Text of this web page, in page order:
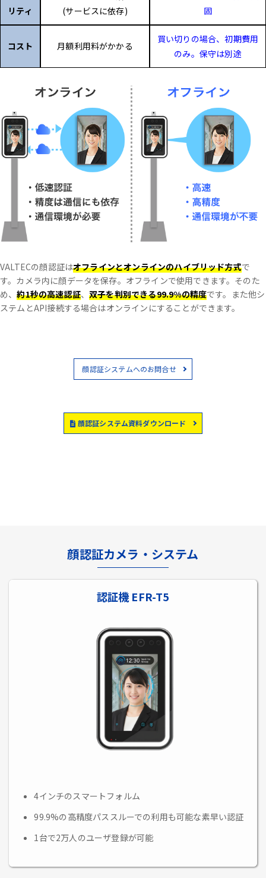
リティ
(サービスに依存)
固
コスト 月額利用料がかかる
買い切りの場合、初期費用
のみ。保守は別途
VALTECの顔認証はオフラインとオンラインのハイブリッド方式で
す。 カメラ内に顔データを保存。オフラインで使用できます。 そのた
め、約1秒の高速認証、双子を判別できる99.9%の精度です。 また他シ
ステムとAPI接続する場合はオンラインにすることができます。
顔認証システムへのお問合せ
顔認証システム資料ダウンロード
顔認証カメラ・システム
認証機 EFR-T5
4インチのスマートフォルム
99.9%の高精度パススルーでの利用も可能な素早い認証
1台で2万人のユーザ登録が可能